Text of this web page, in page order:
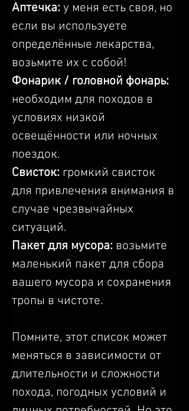
Аптечка: у меня есть своя, но
если вы используете
определённые лекарства,
возьмите их с собой!
Фонарик / головной фонарь:
необходим для походов в
условиях низкой
освещённости или ночных
поездок.
Свисток: громкий свисток
для привлечения внимания в
случае чрезвычайных
ситуаций.
Пакет для мусора: возьмите
маленький пакет для сбора
вашего мусора и сохранения
тропы в чистоте.
Помните, этот список может
меняться в зависимости от
длительности и сложности
похода, погодных условий и